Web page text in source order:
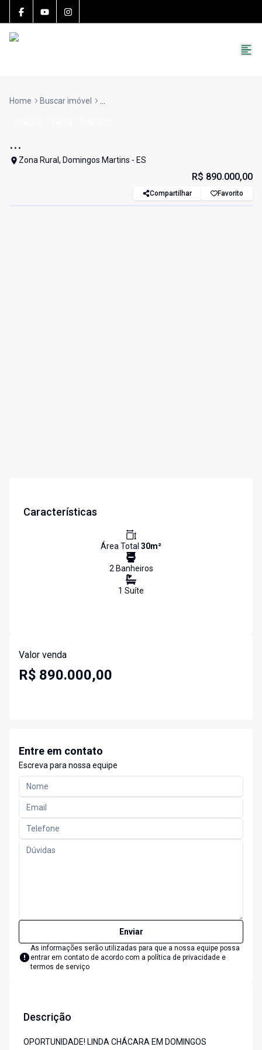
Home Buscar imóvel ...
...
Zona Rural, Domingos Martins - ES
R$ 890.000,00
Compartilhar Favorito
Características
Área Total 30m²
2Banheiros
1 Suíte
Valor venda
R$ 890.000,00
Entre em contato
Escreva para nossa equipe
Enviar
As informações serão utilizadas para que a nossa equipe possa
entrar em contato de acordo com a política de privacidade e
termos de serviço
Descrição
OPORTUNIDADE! LINDA CHÁCARA EM DOMINGOS